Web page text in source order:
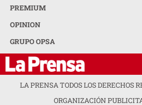
PREMIUM
OPINION
GRUPO OPSA
LA PRENSA TODOS LOS DERECHOS
ORGANIZACIÓN